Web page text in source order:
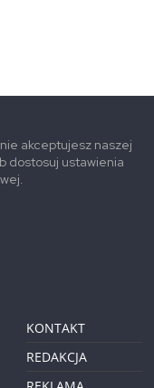
akceptujesz naszej
dostosuj ustawienia
KONTAKT
REDAKCJA